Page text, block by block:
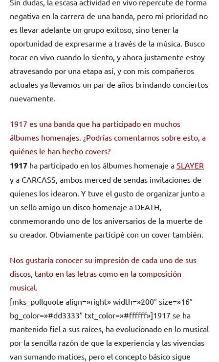
negativa en la carrera de una banda, pero mi prioridad no
es llevar adelante un grupo exitoso, sino tener la
oportunidad de expresarme a través de la música. Busco
tocar en vivo cuando lo siento, y ahora justamente estoy
atravesando por una etapa así, y con mis compañeros
actuales ya llevamos un par de años brindando conciertos
nuevamente.
1917 es una banda que ha participado en muchos
álbumes homenajes. ¿Podrías comentarnos sobre esto, a
quiénes le han hecho covers?
1917 ha participado en los álbumes homenaje a SLAYER
y a CARCASS, ambos merced de sendas invitaciones de
quienes los idearon. Y tuve el gusto de organizar junto a
un sello amigo un disco homenaje a DEATH,
conmemorando uno de los aniversarios de la muerte de
su creador. Obviamente participé con un cover también.
Nos gustaría conocer su impresión de cada uno de sus
discos, tanto en las letras como en la composición
musical.
[mks_pullquote align=»right» width=»200″ size=»16″
bg_color=»#dd3333″ txt_color=»#ffffff»]1917 se ha
mantenido fiel a sus raíces, ha evolucionado en lo musical
por la sencilla razón de que la experiencia y las vivencias
van sumando matices, pero el concepto básico sigue